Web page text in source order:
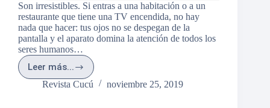
Son irresistibles. Si entras a una habitación o a un
restaurante que tiene una TV encendida, no hay
nada que hacer: tus ojos no se despegan de la
pantalla y el aparato domina la atención de todos los
seres humanos…
Leer más...¿Pegados
a
Revista Cucú noviembre 25, 2019